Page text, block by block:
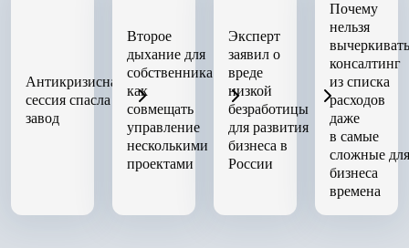
Антикризисная
сессия спасла
завод
Второе
дыхание для
собственника:
как
совмещать
управление
несколькими
проектами
Эксперт
заявил о
вреде
низкой
безработицы
для развития
бизнеса в
России
Почему
нельзя
вычеркивать
консалтинг
из списка
расходов
даже
в самые
сложные для
бизнеса
времена